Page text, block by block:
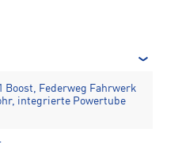
Boost, Federweg Fahrwerk
integrierte Powertube